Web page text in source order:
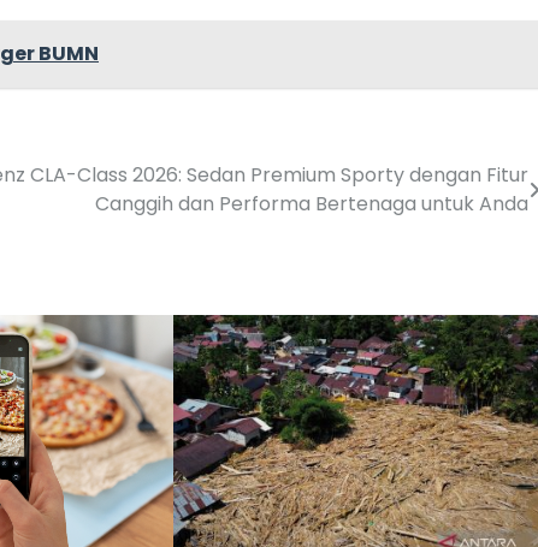
BUMN
CLA-Class 2026: Sedan Premium Sporty dengan Fitur
Canggih dan Performa Bertenaga untuk Anda